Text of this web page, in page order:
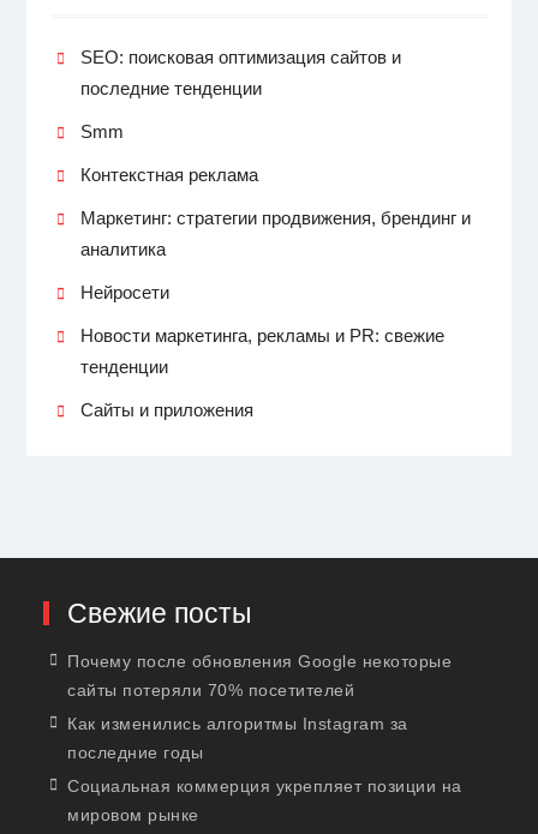
SEO: поисковая оптимизация сайтов и
последние тенденции
Smm
Контекстная реклама
Маркетинг: стратегии продвижения, брендинг и
аналитика
Нейросети
Новости маркетинга, рекламы и PR: свежие
тенденции
Сайты и приложения
Свежие посты
Почему после обновления Google некоторые
сайты потеряли 70% посетителей
Как изменились алгоритмы Instagram за
последние годы
Социальная коммерция укрепляет позиции на
мировом рынке